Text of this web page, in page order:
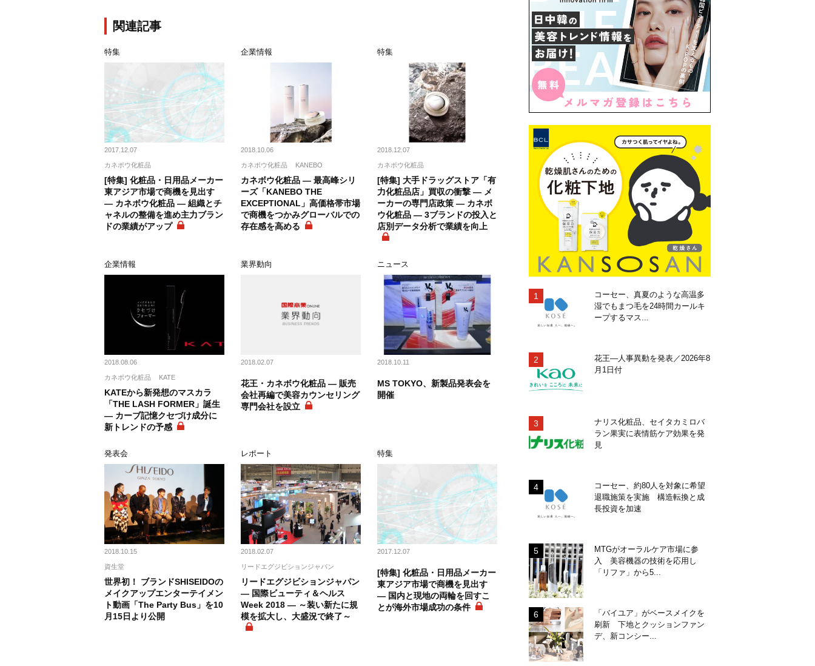
関連記事
特集
2017.12.07
カネボウ化粧品
[特集] 化粧品・日用品メーカー
東アジア市場で商機を見出す
― カネボウ化粧品 ― 組織とチ
ャネルの整備を進め主力ブラン
ドの業績がアップ
企業情報
2018.10.06
カネボウ化粧品 KANEBO
カネボウ化粧品 ― 最高峰シリ
ーズ「KANEBO THE
EXCEPTIONAL」高価格帯市場
で商機をつかみグローバルでの
存在感を高める
特集
2018.12.07
カネボウ化粧品
[特集] 大手ドラッグストア「有
力化粧品店」買収の衝撃 ― メ
ーカーの専門店政策 ― カネボ
ウ化粧品 ― 3ブランドの投入と
店別データ分析で業績を向上
企業情報
2018.08.06
カネボウ化粧品 KATE
KATEから新発想のマスカラ
「THE LASH FORMER」誕生
― カーブ記憶クセづけ成分に
新トレンドの予感
業界動向
2018.02.07
花王・カネボウ化粧品 ― 販売
会社再編で美容カウンセリング
専門会社を設立
ニュース
2018.10.11
MS TOKYO、新製品発表会を
開催
発表会
2018.10.15
資生堂
世界初！ ブランドSHISEIDOの
メイクアップエンターテイメン
ト動画「The Party Bus」を10
月15日より公開
レポート
2018.02.07
リードエグジビションジャパン
リードエグジビションジャパン
― 国際ビューティ＆ヘルス
Week 2018 ― ～装い新たに規
模を拡大し、大盛況で終了～
特集
2017.12.07
[特集] 化粧品・日用品メーカー
東アジア市場で商機を見出す
― 国内と現地の両輪を回すこ
とが海外市場成功の条件
コーセー、真夏のような高温多
湿でもまつ毛を24時間カールキ
ープするマス...
花王―人事異動を発表／2026年8
月1日付
ナリス化粧品、セイタカミロバ
ラン果実に表情筋ケア効果を発
見
コーセー、約80人を対象に希望
退職施策を実施 構造転換と成
長投資を加速
MTGがオーラルケア市場に参
入 美容機器の技術を応用し
「リファ」から5...
「バイユア」がベースメイクを
刷新 下地とクッションファン
デ、新コンシー...